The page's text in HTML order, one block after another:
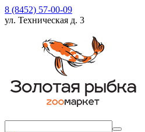
8 (8452) 57-00-09
ул. Техническая д. 3